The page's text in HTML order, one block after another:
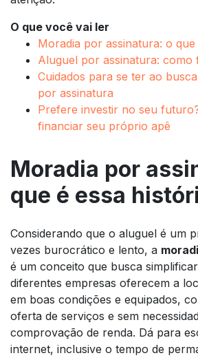
O que você vai ler
Moradia por assinatura: o que
Aluguel por assinatura: como
Cuidados para se ter ao
por assinatura
Prefere investir no seu
financiar seu próprio apê
Moradia por
que é essa
Considerando que o aluguel é um
vezes burocrático e lento, a
é um conceito que busca
diferentes empresas oferecem a
em boas condições e equipados,
oferta de serviços e sem
comprovação de renda. Dá para
internet, inclusive o tempo de